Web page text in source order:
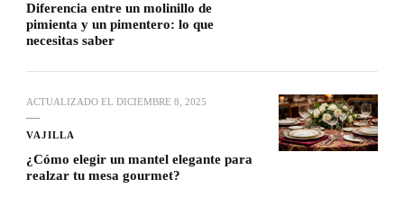
Diferencia entre un molinillo de
pimienta y un pimentero: lo que
necesitas saber
ACTUALIZADO EL DICIEMBRE 8, 2025
VAJILLA
¿Cómo elegir un mantel elegante para
realzar tu mesa gourmet?